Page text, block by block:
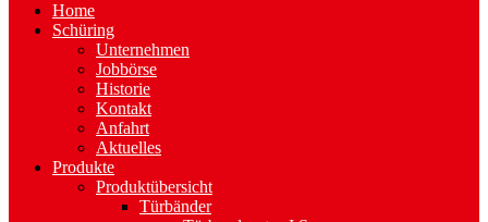
Home
Schüring
Unternehmen
Jobbörse
Historie
Kontakt
Anfahrt
Aktuelles
Produkte
Produktübersicht
Türbänder